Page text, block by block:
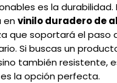
es la durabilidad.
envinilo duradero de
que soportará el paso
Si buscas un
también resistente,
es la opción perfecta.